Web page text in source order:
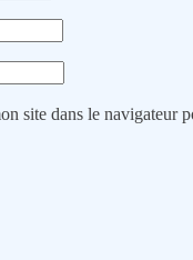
site dans le navigateur